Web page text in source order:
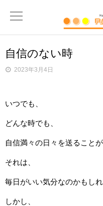
自信のない時
2023年3月4日
いつでも、
どんな時でも、
自信満々の日々を送ることが
それは、
毎日がいい気分なのかもしれ
しかし、